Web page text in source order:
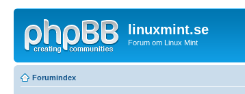
linuxmint.se
Forum om Linux Mint
Forumindex